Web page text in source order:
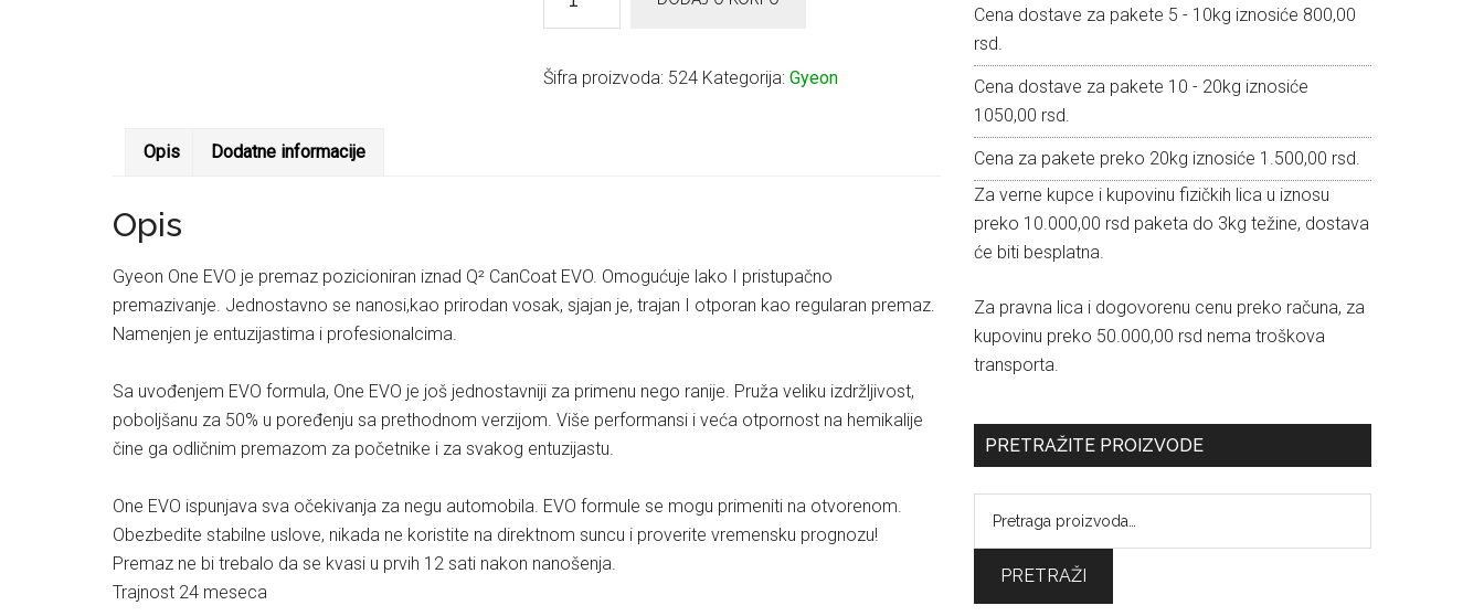
One
količina
Šifra proizvoda: 524 Kategorija: Gyeon
Opis Dodatne informacije
Opis
Gyeon One EVO je premaz pozicioniran iznad Q² CanCoat EVO. Omogućuje lako I pristupačno
premazivanje. Jednostavno se nanosi,kao prirodan vosak, sjajan je, trajan I otporan kao regularan premaz.
Namenjen je entuzijastima i profesionalcima.
Sa uvođenjem EVO formula, One EVO je još jednostavniji za primenu nego ranije. Pruža veliku izdržljivost,
poboljšanu za 50% u poređenju sa prethodnom verzijom. Više performansi i veća otpornost na hemikalije
čine ga odličnim premazom za početnike i za svakog entuzijastu.
One EVO ispunjava sva očekivanja za negu automobila. EVO formule se mogu primeniti na otvorenom.
Obezbedite stabilne uslove, nikada ne koristite na direktnom suncu i proverite vremensku prognozu!
Premaz ne bi trebalo da se kvasi u prvih 12 sati nakon nanošenja.
Trajnost 24 meseca
Cena dostave za pakete 5 - 10kg iznosiće 800,00
rsd.
Cena dostave za pakete 10 - 20kg iznosiće
1050,00 rsd.
Cena za pakete preko 20kg iznosiće 1.500,00 rsd.
Za verne kupce i kupovinu fizičkih lica u iznosu
preko 10.000,00 rsd paketa do 3kg težine, dostava
će biti besplatna.
Za pravna lica i dogovorenu cenu preko računa, za
kupovinu preko 50.000,00 rsd nema troškova
transporta.
PRETRAŽITE PROIZVODE
PRETRAŽI